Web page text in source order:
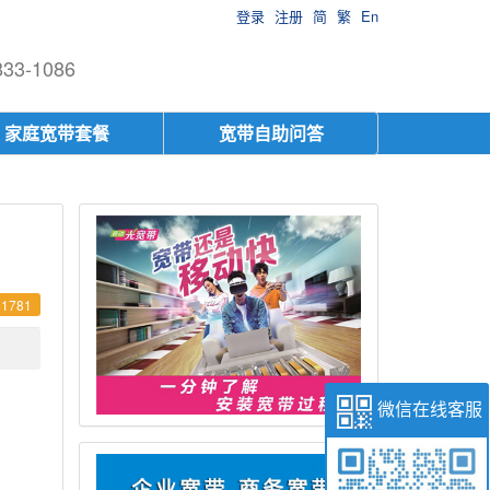
微信在线客服
登录 注册 简 繁 En
1086
家庭宽带套餐 宽带自助问答